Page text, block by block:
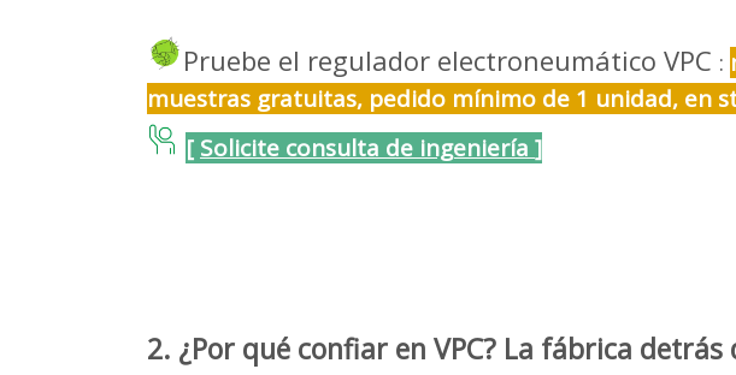
Pruebe el regulador electroneumático VPC :
muestras gratuitas, pedido mínimo de 1 unidad, en
[ Solicite consulta de ingeniería ]
2. ¿Por qué confiar en VPC? La fábrica